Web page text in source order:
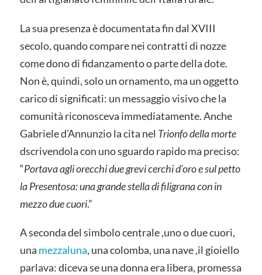
La sua presenza è documentata fin dal XVIII
secolo, quando compare nei contratti di nozze
come dono di fidanzamento o parte della dote.
Non è, quindi, solo un ornamento, ma un oggetto
carico di significati: un messaggio visivo che la
comunità riconosceva immediatamente. Anche
Gabriele d’Annunzio la cita nel Trionfo della morte
dscrivendola con uno sguardo rapido ma preciso:
“Portava agli orecchi due grevi cerchi d’oro e sul petto
la Presentosa: una grande stella di filigrana con in
mezzo due cuori.”
A seconda del simbolo centrale ,uno o due cuori,
una mezzaluna, una colomba, una nave ,il gioiello
parlava: diceva se una donna era libera, promessa